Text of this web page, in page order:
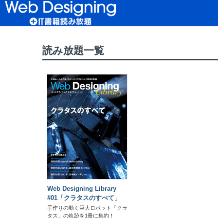
読み放題TOP
読み放題一覧
Web Designing Library
#01「クラタスのすべて」
手作りの動く巨大ロボット「クラ
タス」の軌跡を1冊に集約！